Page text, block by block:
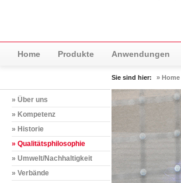
Home Produkte Anwendungen
Sie sind hier: » Home
» Über uns
» Kompetenz
» Historie
» Qualitätsphilosophie
» Umwelt/Nachhaltigkeit
» Verbände